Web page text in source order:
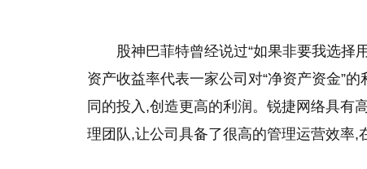
股神巴菲特曾经说过“如果非要我选择
资产收益率代表一家公司对“净资产资金”
同的投入,创造更高的利润。锐捷网络具有
理团队,让公司具备了很高的管理运营效率,